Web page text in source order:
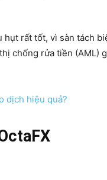
rất tốt, vì sàn tách
chống rửa tiền (AML)
dịch hiệu quả?